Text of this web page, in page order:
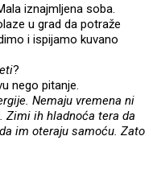
iznajmljena soba.
u grad da potraže
i ispijamo kuvano
?
nego pitanje.
Nemaju vremena ni
Zimi ih hladnoća tera da
im oteraju samoću. Zato